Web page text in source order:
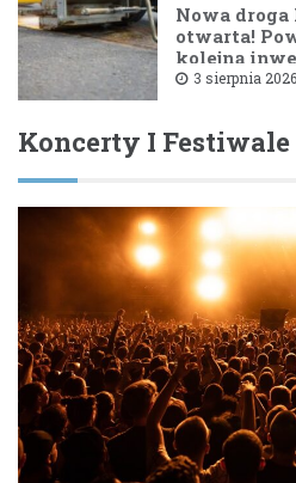
Nowa droga
otwarta!
kolejną
3 sierpnia 2026
Koncerty I Festiwale